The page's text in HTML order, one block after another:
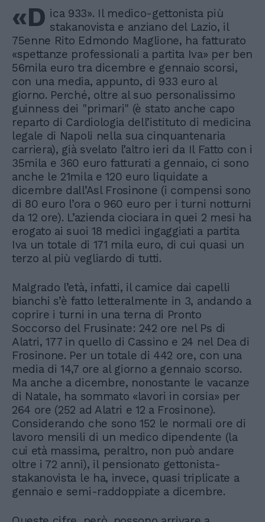
«D ica 933». Il medico-gettonista più
stakanovista e anziano del Lazio, il
75enne Rito Edmondo Maglione, ha fatturato
«spettanze professionali a partita Iva» per ben
56mila euro tra dicembre e gennaio scorsi,
con una media, appunto, di 933 euro al
giorno. Perché, oltre al suo personalissimo
guinness dei "primari" (è stato anche capo
reparto di Cardiologia dell’istituto di medicina
legale di Napoli nella sua cinquantenaria
carriera), già svelato l’altro ieri da Il Fatto con i
35mila e 360 euro fatturati a gennaio, ci sono
anche le 21mila e 120 euro liquidate a
dicembre dall’Asl Frosinone (i compensi sono
di 80 euro l’ora o 960 euro per i turni notturni
da 12 ore). L’azienda ciociara in quei 2 mesi ha
erogato ai suoi 18 medici ingaggiati a partita
Iva un totale di 171 mila euro, di cui quasi un
terzo al più vegliardo di tutti.
Malgrado l’età, infatti, il camice dai capelli
bianchi s’è fatto letteralmente in 3, andando a
coprire i turni in una terna di Pronto
Soccorso del Frusinate: 242 ore nel Ps di
Alatri, 177 in quello di Cassino e 24 nel Dea di
Frosinone. Per un totale di 442 ore, con una
media di 14,7 ore al giorno a gennaio scorso.
Ma anche a dicembre, nonostante le vacanze
di Natale, ha sommato «lavori in corsia» per
264 ore (252 ad Alatri e 12 a Frosinone).
Considerando che sono 152 le normali ore di
lavoro mensili di un medico dipendente (la
cui età massima, peraltro, non può andare
oltre i 72 anni), il pensionato gettonista-
stakanovista le ha, invece, quasi triplicate a
gennaio e semi-raddoppiate a dicembre.